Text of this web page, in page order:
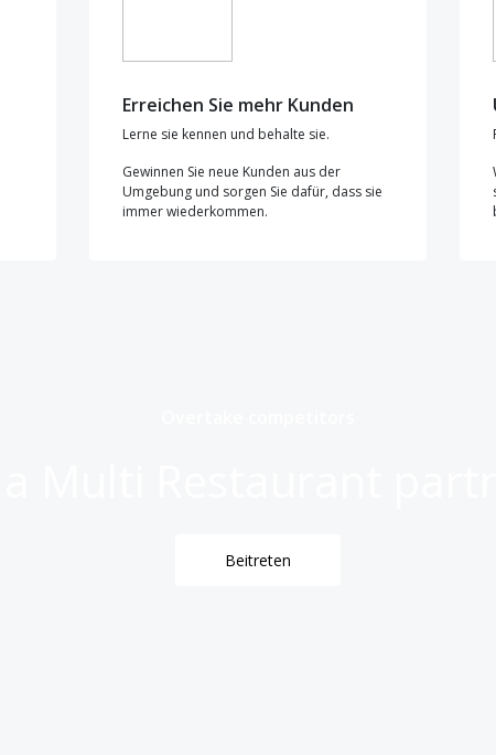
Erreichen Sie mehr Kunden
Lerne sie kennen und behalte sie.
Gewinnen Sie neue Kunden aus der
Umgebung und sorgen Sie dafür, dass sie
immer wiederkommen.
Beitreten